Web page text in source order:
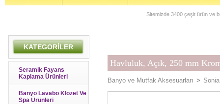
Sitemizde 3400 çeşit ürün ve
KATEGORİLER
Seramik Fayans
Kaplama Ürünleri
Banyo Lavabo Klozet Ve
Spa Ürünleri
Havluluk, Açık, 250 mm
Banyo ve Mutfak Aksesuarları >